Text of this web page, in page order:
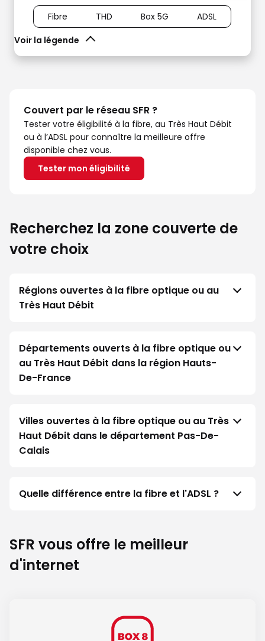
Voir la légende
Fibre THD Box 5G ADSL
Couvert par le réseau SFR ?
Tester votre éligibilité à la fibre, au Très Haut Débit
ou à l’ADSL pour connaître la meilleure offre
disponible chez vous.
Tester mon éligibilité
Recherchez la zone couverte de
votre choix
Régions ouvertes à la fibre optique ou au
Très Haut Débit
Départements ouverts à la fibre optique ou
au Très Haut Débit dans la région Hauts-
De-France
Villes ouvertes à la fibre optique ou au Très
Haut Débit dans le département Pas-De-
Calais
Quelle différence entre la fibre et l'ADSL ?
SFR vous offre le meilleur
d'internet